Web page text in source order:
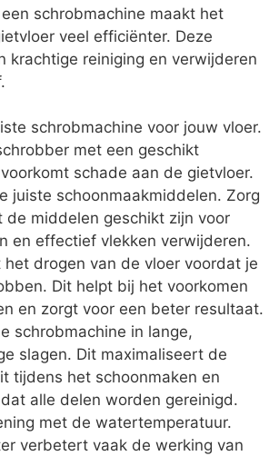
schrobmachine maakt het
veel efficiënter. Deze
krachtige reiniging en verwijderen
schrobmachine voor jouw vloer.
met een geschikt
schade aan de gietvloer.
juiste schoonmaakmiddelen. Zorg
de middelen geschikt zijn voor
en effectief vlekken verwijderen.
het drogen van de vloer voordat je
Dit helpt bij het voorkomen
en zorgt voor een beter resultaat.
schrobmachine in lange,
slagen. Dit maximaliseert de
tijdens het schoonmaken en
alle delen worden gereinigd.
met de watertemperatuur.
verbetert vaak de werking van